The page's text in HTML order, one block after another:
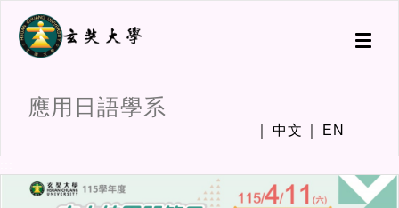
Toggle
應用日語學系
中文 EN